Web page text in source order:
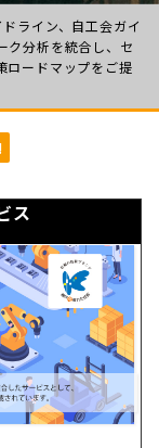
ライン、自工会ガイ
ク分析を統合し、セ
ロードマップをご提
ス